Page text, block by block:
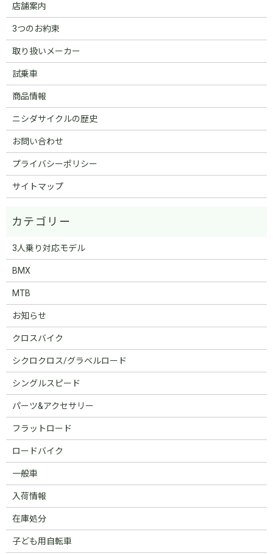
店舗案内
3つのお約束
取り扱いメーカー
試乗車
商品情報
ニシダサイクルの歴史
お問い合わせ
プライバシーポリシー
サイトマップ
3人乗り対応モデル
BMX
MTB
お知らせ
クロスバイク
シクロクロス/グラベルロード
シングルスピード
パーツ&アクセサリー
フラットロード
ロードバイク
一般車
入荷情報
在庫処分
子ども用自転車